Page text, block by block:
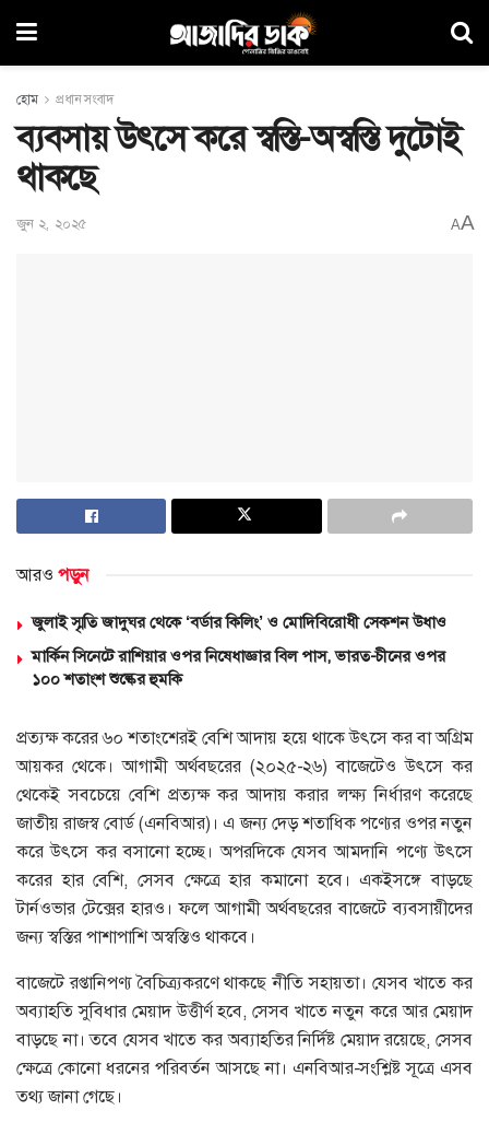
হোম প্রধান সংবাদ
ব্যবসায় উৎসে করে স্বস্তি-অস্বস্তি দুটোই
থাকছে
জুন ২, ২০২৫ AA
আরও পড়ুন
জুলাই স্মৃতি জাদুঘর থেকে ‘বর্ডার কিলিং’ ও মোদিবিরোধী সেকশন উধাও
মার্কিন সিনেটে রাশিয়ার ওপর নিষেধাজ্ঞার বিল পাস, ভারত-চীনের ওপর
১০০ শতাংশ শুল্কের হুমকি
প্রত্যক্ষ করের ৬০ শতাংশেরই বেশি আদায় হয়ে থাকে উৎসে কর বা অগ্রিম
আয়কর থেকে। আগামী অর্থবছরের (২০২৫-২৬) বাজেটেও উৎসে কর
থেকেই সবচেয়ে বেশি প্রত্যক্ষ কর আদায় করার লক্ষ্য নির্ধারণ করেছে
জাতীয় রাজস্ব বোর্ড (এনবিআর)। এ জন্য দেড় শতাধিক পণ্যের ওপর নতুন
করে উৎসে কর বসানো হচ্ছে। অপরদিকে যেসব আমদানি পণ্যে উৎসে
করের হার বেশি, সেসব ক্ষেত্রে হার কমানো হবে। একইসঙ্গে বাড়ছে
টার্নওভার টেক্সের হারও। ফলে আগামী অর্থবছরের বাজেটে ব্যবসায়ীদের
জন্য স্বস্তির পাশাপাশি অস্বস্তিও থাকবে।
বাজেটে রপ্তানিপণ্য বৈচিত্র্যকরণে থাকছে নীতি সহায়তা। যেসব খাতে কর
অব্যাহতি সুবিধার মেয়াদ উত্তীর্ণ হবে, সেসব খাতে নতুন করে আর মেয়াদ
বাড়ছে না। তবে যেসব খাতে কর অব্যাহতির নির্দিষ্ট মেয়াদ রয়েছে, সেসব
ক্ষেত্রে কোনো ধরনের পরিবর্তন আসছে না। এনবিআর-সংশ্লিষ্ট সূত্রে এসব
তথ্য জানা গেছে।